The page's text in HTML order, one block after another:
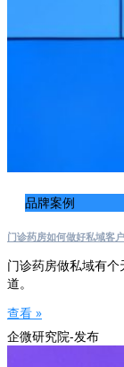
品牌案例
门诊药房如何做好私域客
门诊药房做私域有
道。
查看 »
企微研究院-发布